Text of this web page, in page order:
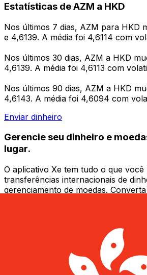
Estatísticas de AZM a HKD
Nos últimos 7 dias, AZM para HKD
e 4,6139. A média foi 4,6114 com
Nos últimos 30 dias, AZM a HKD
4,6139. A média foi 4,6113 com
Nos últimos 90 dias, AZM a HKD
4,6143. A média foi 4,6094 com
Enviar dinheiro
Gerencie seu dinheiro e
lugar.
O aplicativo Xe tem tudo o que
transferências internacionais de
gerenciamento de moedas.